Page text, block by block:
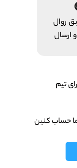
روال
ارسال
تیم
حساب کنین